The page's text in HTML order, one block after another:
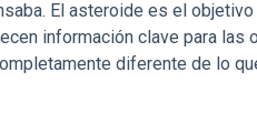
El asteroide es el
información clave para las
diferente de lo